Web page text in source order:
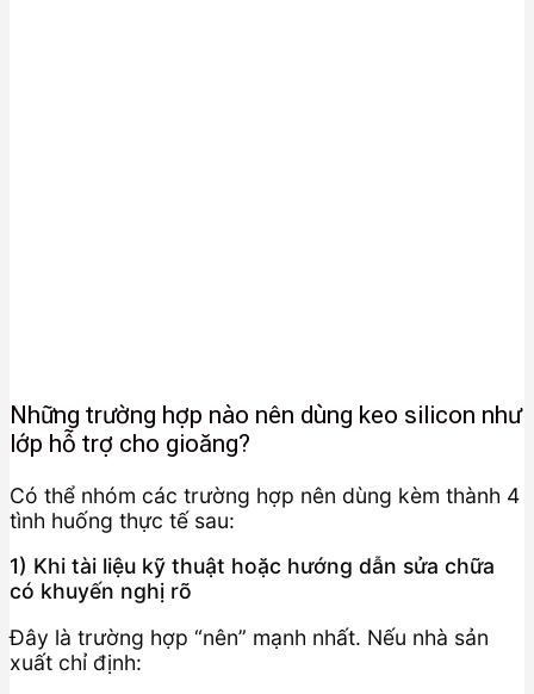
Những trường hợp nào nên dùng keo silicon như
lớp hỗ trợ cho gioăng?
Có thể nhóm các trường hợp nên dùng kèm thành 4
tình huống thực tế sau:
1) Khi tài liệu kỹ thuật hoặc hướng dẫn sửa chữa
có khuyến nghị rõ
Đây là trường hợp “nên” mạnh nhất. Nếu nhà sản
xuất chỉ định: